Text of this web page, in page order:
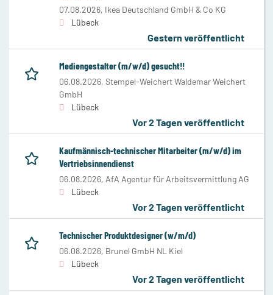
07.08.2026, Ikea Deutschland GmbH & Co KG
Lübeck
Gestern veröffentlicht
Mediengestalter (m/w/d) gesucht!!
06.08.2026, Stempel-Weichert Waldemar Weichert
GmbH
Lübeck
Vor 2 Tagen veröffentlicht
Kaufmännisch-technischer Mitarbeiter (m/w/d) im
Vertriebsinnendienst
06.08.2026, AfA Agentur für Arbeitsvermittlung AG
Lübeck
Vor 2 Tagen veröffentlicht
Technischer Produktdesigner (w/m/d)
06.08.2026, Brunel GmbH NL Kiel
Lübeck
Vor 2 Tagen veröffentlicht